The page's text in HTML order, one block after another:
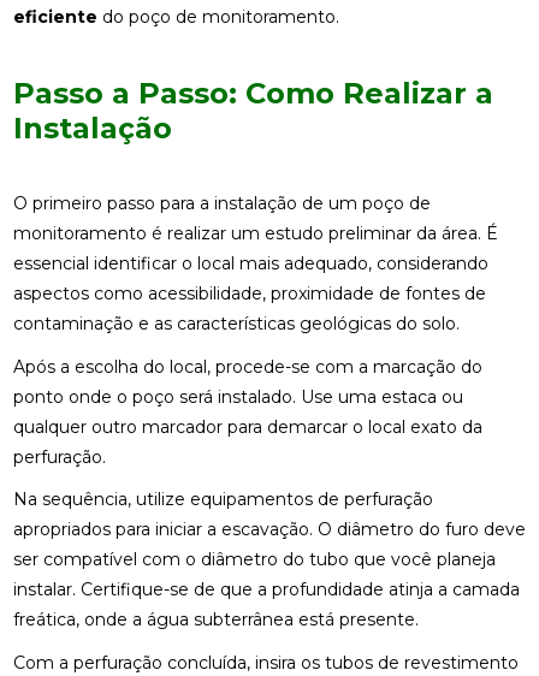
eficiente do poço de monitoramento.
Passo a Passo: Como Realizar a
Instalação
O primeiro passo para a instalação de um poço de
monitoramento é realizar um estudo preliminar da área. É
essencial identificar o local mais adequado, considerando
aspectos como acessibilidade, proximidade de fontes de
contaminação e as características geológicas do solo.
Após a escolha do local, procede-se com a marcação do
ponto onde o poço será instalado. Use uma estaca ou
qualquer outro marcador para demarcar o local exato da
perfuração.
Na sequência, utilize equipamentos de perfuração
apropriados para iniciar a escavação. O diâmetro do furo deve
ser compatível com o diâmetro do tubo que você planeja
instalar. Certifique-se de que a profundidade atinja a camada
freática, onde a água subterrânea está presente.
Com a perfuração concluída, insira os tubos de revestimento